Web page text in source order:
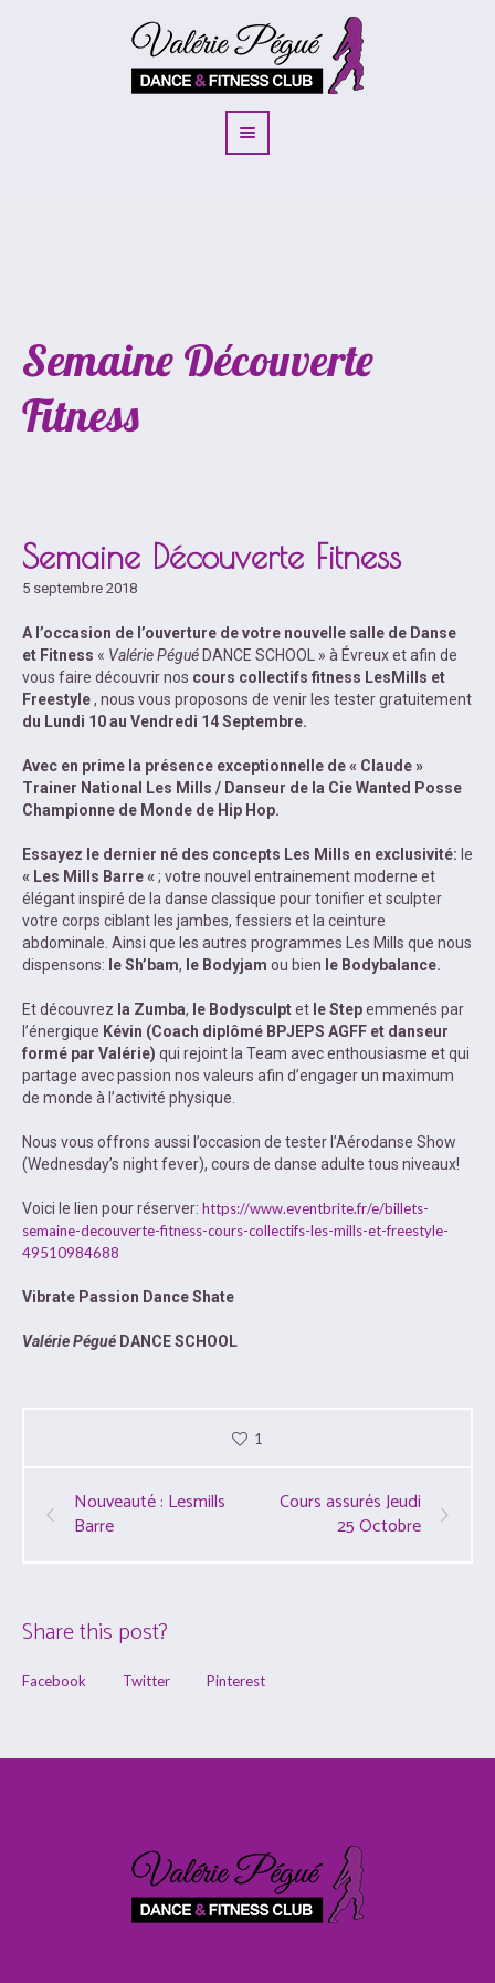
Semaine Découverte
Fitness
Semaine Découverte Fitness
5 septembre 2018
A l’occasion de l’ouverture de votre nouvelle salle de Danse
et Fitness « Valérie Pégué DANCE SCHOOL » à Évreux et afin de
vous faire découvrir nos cours collectifs fitness LesMills et
Freestyle, nous vous proposons de venir les tester gratuitement
du Lundi 10 au Vendredi 14 Septembre.
Avec en prime la présence exceptionnelle de « Claude »
Trainer National Les Mills / Danseur de la Cie Wanted Posse
Championne de Monde de Hip Hop.
Essayez le dernier né des concepts Les Mills en exclusivité: le
« Les Mills Barre « ; votre nouvel entrainement moderne et
élégant inspiré de la danse classique pour tonifier et sculpter
votre corps ciblant les jambes, fessiers et la ceinture
abdominale. Ainsi que les autres programmes Les Mills que nous
dispensons: le Sh’bam, le Bodyjam ou bien le Bodybalance.
Et découvrez la Zumba, le Bodysculptet le Stepemmenés par
l’énergique Kévin (Coach diplômé BPJEPS AGFF et danseur
formé par Valérie) qui rejoint la Team avec enthousiasme et qui
partage avec passion nos valeurs afin d’engager un maximum
de monde à l’activité physique.
Nous vous offrons aussi l’occasion de tester l’Aérodanse Show
(Wednesday’s night fever), cours de danse adulte tous niveaux!
Voici le lien pour réserver: https://www.eventbrite.fr/e/billets-
semaine-decouverte-fitness-cours-collectifs-les-mills-et-freestyle-
49510984688
Vibrate Passion Dance Shate
Valérie Pégué DANCE SCHOOL
1
Nouveauté : Lesmills
Barre
Cours assurés Jeudi
25 Octobre
Share this post?
Facebook Twitter Pinterest